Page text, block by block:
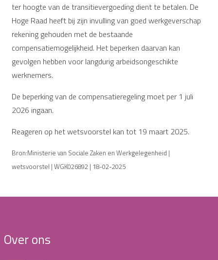
ter hoogte van de transitievergoeding dient te betalen. De
Hoge Raad heeft bij zijn invulling van goed werkgeverschap
rekening gehouden met de bestaande
compensatiemogelijkheid. Het beperken daarvan kan
gevolgen hebben voor langdurig arbeidsongeschikte
werknemers.
De beperking van de compensatieregeling moet per 1 juli
2026 ingaan.
Reageren op het wetsvoorstel kan tot 19 maart 2025.
Bron:Ministerie van Sociale Zaken en Werkgelegenheid |
wetsvoorstel | WGK026892 | 18-02-2025
Over ons